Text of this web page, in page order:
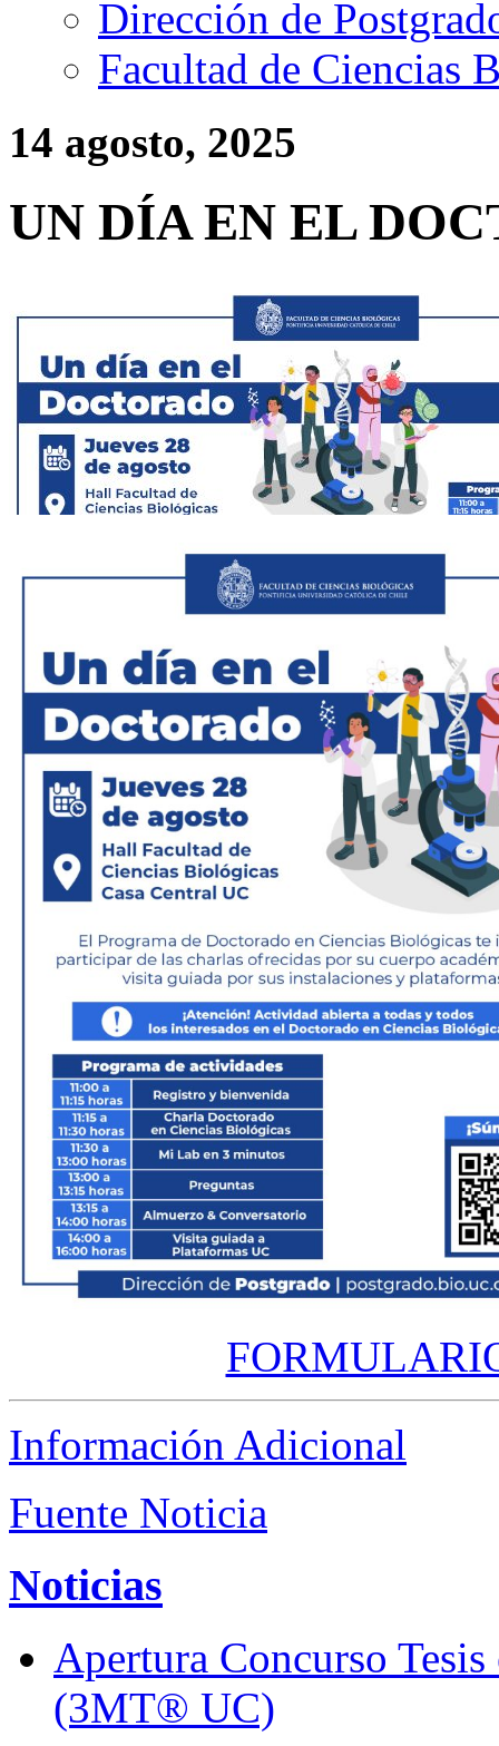
Dirección de
Facultad de Ciencias
14 agosto, 2025
UN DÍA EN EL
Información Adicional
Fuente Noticia
Noticias
Apertura Concurso
(3MT® UC)